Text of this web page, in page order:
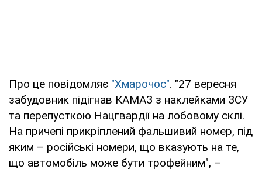
Про це повідомляє "Хмарочос". "27 вересня
забудовник підігнав КАМАЗ з наклейками ЗСУ
та перепусткою Нацгвардії на лобовому склі.
На причепі прикріплений фальшивий номер, під
яким – російські номери, що вказують на те,
що автомобіль може бути трофейним", –